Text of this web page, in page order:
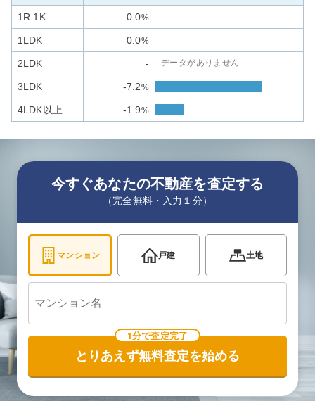
1R 1K 0.0%
1LDK 0.0%
2LDK - データがありません
3LDK -7.2%
4LDK以上 -1.9%
今すぐあなたの不動産を査定する
（完全無料・入力１分）
マンション 戸建 土地
1分で査定完了
とりあえず無料査定を始める